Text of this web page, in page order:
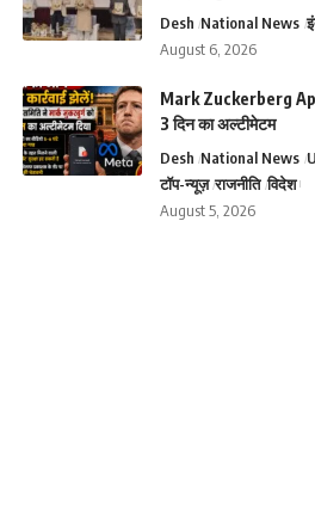
Desh National News
August 6, 2026
Mark Zuckerberg
3 दिन का अल्टीमेटम
Desh National News
टॉप-न्यूज़ राजनीति विदेश
August 5, 2026